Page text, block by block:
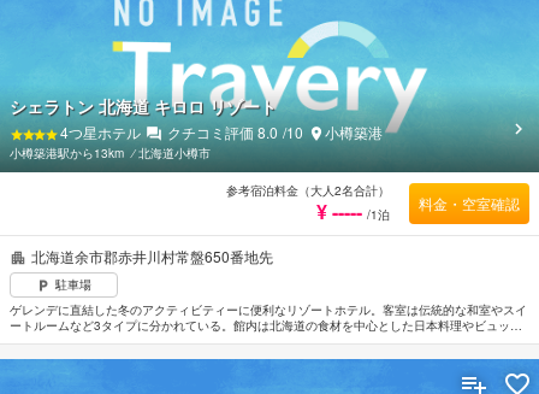
北海道余市郡赤井川村常盤650番地先
駐車場
ゲレンデに直結した冬のアクティビティーに便利なリゾートホテル。客室は伝統的な和室やスイ
ートルームなど3タイプに分かれている。館内は北海道の食材を中心とした日本料理やビュッフ
ェタイプのレストランがあり楽しめる。ＪＲ小樽駅まで車で約40分、札幌市内までは車で約60
分。新千歳空港から車で約100分。
シェラトン 北海道 キロロ リゾート
4つ星ホテル クチコミ評価8.0 /10 小樽築港
小樽築港駅から13km ⁄北海道小樽市
参考宿泊料金（大人2名合計）
¥ ----- /1泊
料金・空室確認